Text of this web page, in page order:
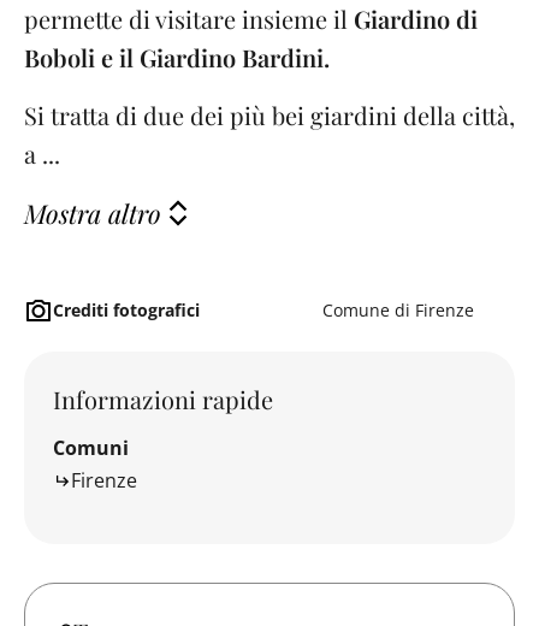
permette di visitare insieme il Giardino di
Boboli e il Giardino Bardini.
Si tratta di due dei più bei giardini della città,
a ...
Mostra altro
Crediti fotografici Comune di Firenze
Informazioni rapide
Comuni
Firenze